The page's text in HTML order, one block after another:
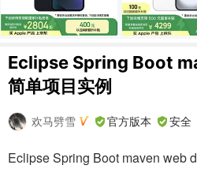
Eclipse Spring Boot
简单项目实例
欢马劈雪 官方版本 安全
Eclipse Spring Boot maven web